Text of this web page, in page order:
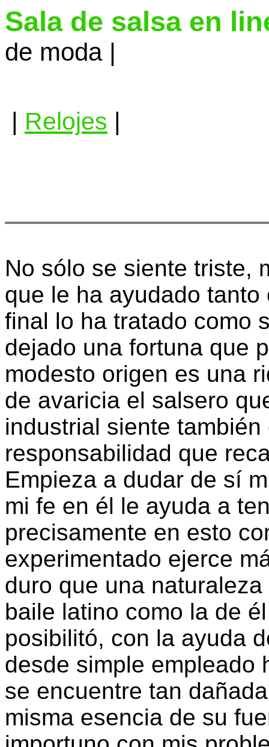
Sala de salsa en
de moda |
Relojes
No sólo se siente triste,
que le ha ayudado
final lo ha tratado como
dejado una fortuna que
modesto origen es una
de avaricia el salsero
industrial siente
responsabilidad que
Empieza a dudar de sí
mi fe en él le ayuda a
precisamente en esto
experimentado ejerce
duro que una
baile latino como la de
posibilitó, con la ayuda
desde simple empleado
se encuentre tan
misma esencia de su